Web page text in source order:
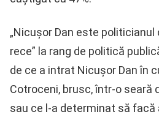
„Nicușor Dan este politicianul
rece” la rang de politică
de ce a intrat Nicușor Dan în
Cotroceni, brusc, într-o seară
sau ce l-a determinat să facă